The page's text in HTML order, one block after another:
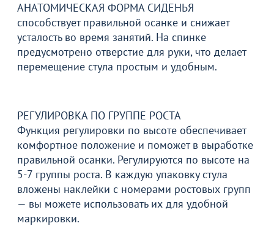
АНАТОМИЧЕСКАЯ ФОРМА СИДЕНЬЯ
способствует правильной осанке и снижает
усталость во время занятий. На спинке
предусмотрено отверстие для руки, что делает
перемещение стула простым и удобным.
РЕГУЛИРОВКА ПО ГРУППЕ РОСТА
Функция регулировки по высоте обеспечивает
комфортное положение и поможет в выработке
правильной осанки. Регулируются по высоте на
5-7 группы роста. В каждую упаковку стула
вложены наклейки с номерами ростовых групп
— вы можете использовать их для удобной
маркировки.
6 490 ₽
Продолжить покупки
С этим товаром покупают